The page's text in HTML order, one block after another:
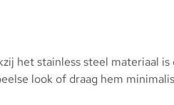
het stainless steel materiaal is
look of draag hem